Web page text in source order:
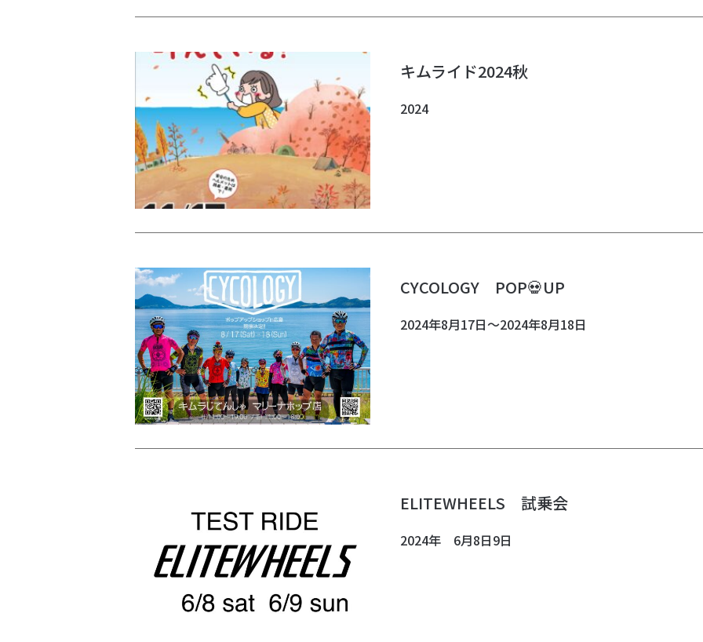
キムライド2024秋
2024
CYCOLOGY POP💀UP
2024年8月17日～2024年8月18日
ELITEWHEELS 試乗会
2024年 6月8日9日